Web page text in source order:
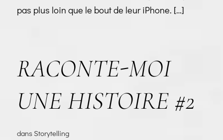
pas plus loin que le bout de leur iPhone. […]
RACONTE-MOI
UNE HISTOIRE #2
dans Storytelling